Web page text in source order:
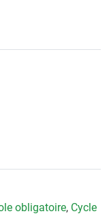
obligatoire, Cycle